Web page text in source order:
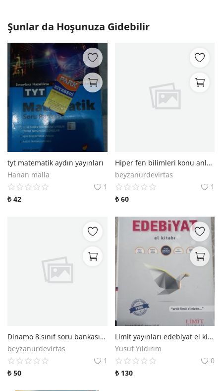
Şunlar da Hoşunuza Gidebilir
tyt matematik aydın yayınları
Hanan malla
1
₺ 42
Hiper fen bilimleri konu anlatımlı soru bankası
beyzanurdevirtas
1
₺60
Dinamo 8.sınıf soru bankası ingilizce
beyzanurdevirtas
1
₺ 50
Limit yayınları edebiyat el kitabı
Yusuf Yıldırım
0
₺130